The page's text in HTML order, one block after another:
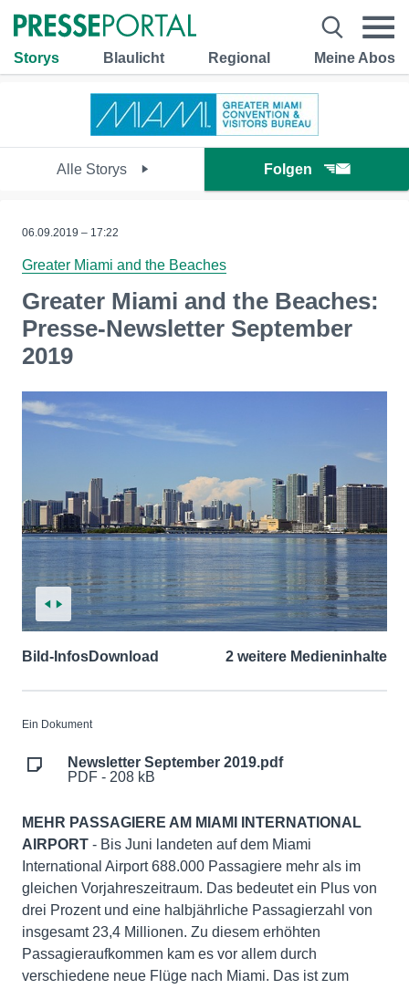
Storys Blaulicht Regional Meine Abos
Alle Storys Folgen
06.09.2019 – 17:22
Greater Miami and the Beaches
Greater Miami and the Beaches:
Presse-Newsletter September
2019
Bild-InfosDownload 2 weitere Medieninhalte
Ein Dokument
Newsletter September 2019.pdf
PDF - 208 kB
MEHR PASSAGIERE AM MIAMI INTERNATIONAL
AIRPORT - Bis Juni landeten auf dem Miami
International Airport 688.000 Passagiere mehr als im
gleichen Vorjahreszeitraum. Das bedeutet ein Plus von
drei Prozent und eine halbjährliche Passagierzahl von
insgesamt 23,4 Millionen. Zu diesem erhöhten
Passagieraufkommen kam es vor allem durch
verschiedene neue Flüge nach Miami. Das ist zum